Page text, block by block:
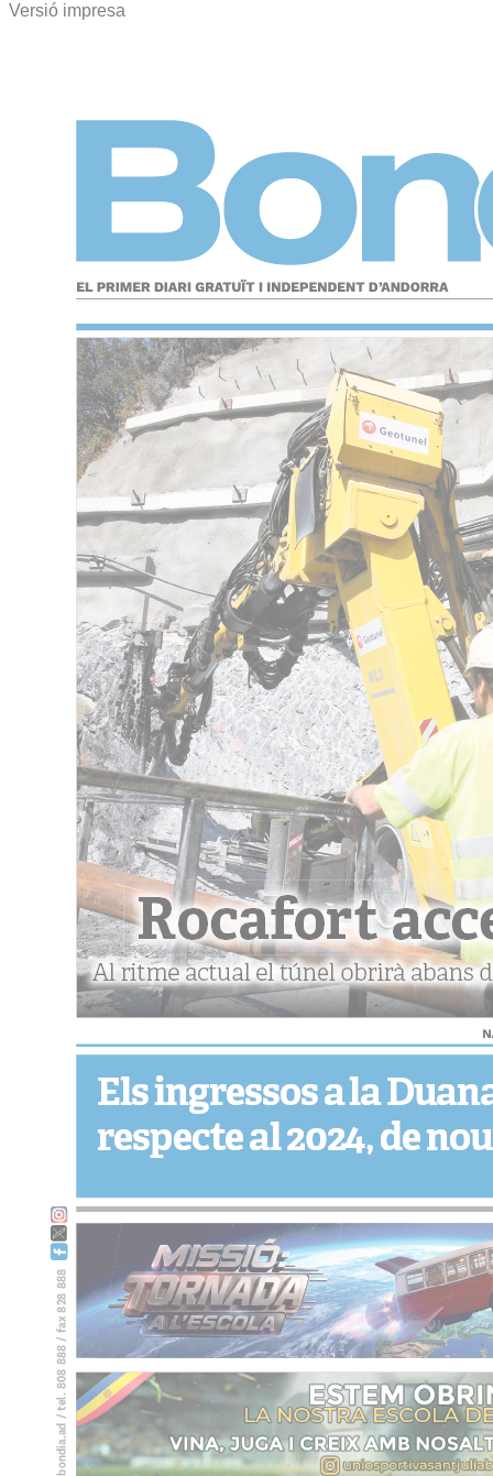
Versió impresa